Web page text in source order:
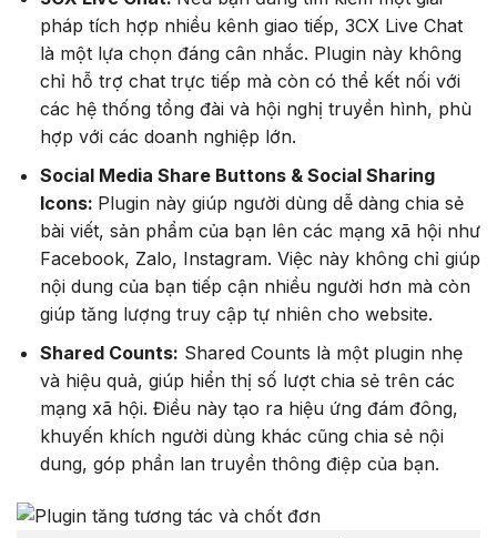
pháp tích hợp nhiều kênh giao tiếp, 3CX Live Chat
là một lựa chọn đáng cân nhắc. Plugin này không
chỉ hỗ trợ chat trực tiếp mà còn có thể kết nối với
các hệ thống tổng đài và hội nghị truyền hình, phù
hợp với các doanh nghiệp lớn.
Social Media Share Buttons & Social Sharing
Icons: Plugin này giúp người dùng dễ dàng chia sẻ
bài viết, sản phẩm của bạn lên các mạng xã hội như
Facebook, Zalo, Instagram. Việc này không chỉ giúp
nội dung của bạn tiếp cận nhiều người hơn mà còn
giúp tăng lượng truy cập tự nhiên cho website.
Shared Counts: Shared Counts là một plugin nhẹ
và hiệu quả, giúp hiển thị số lượt chia sẻ trên các
mạng xã hội. Điều này tạo ra hiệu ứng đám đông,
khuyến khích người dùng khác cũng chia sẻ nội
dung, góp phần lan truyền thông điệp của bạn.